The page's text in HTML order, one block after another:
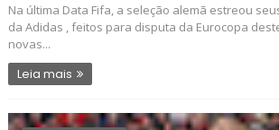
Na última Data Fifa, a seleção alemã estreou
da Adidas , feitos para disputa da Eurocopa
novas...
Leia mais